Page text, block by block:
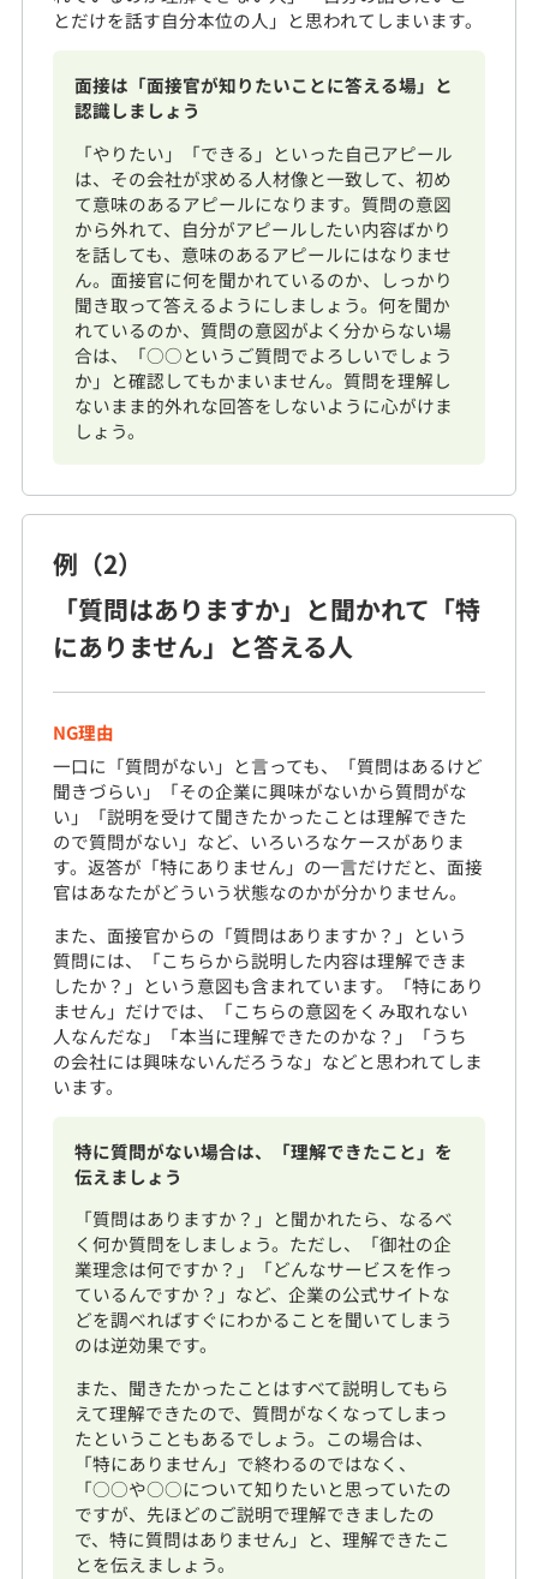
とだけを話す自分本位の人」と思われてしまいます。
面接は「面接官が知りたいことに答える場」と
認識しましょう
「やりたい」「できる」といった自己アピール
は、その会社が求める人材像と一致して、初め
て意味のあるアピールになります。質問の意図
から外れて、自分がアピールしたい内容ばかり
を話しても、意味のあるアピールにはなりませ
ん。面接官に何を聞かれているのか、しっかり
聞き取って答えるようにしましょう。何を聞か
れているのか、質問の意図がよく分からない場
合は、「○○というご質問でよろしいでしょう
か」と確認してもかまいません。質問を理解し
ないまま的外れな回答をしないように心がけま
しょう。
例（2）
「質問はありますか」と聞かれて「特
にありません」と答える人
NG理由
一口に「質問がない」と言っても、「質問はあるけど
聞きづらい」「その企業に興味がないから質問がな
い」「説明を受けて聞きたかったことは理解できた
ので質問がない」など、いろいろなケースがありま
す。返答が「特にありません」の一言だけだと、面接
官はあなたがどういう状態なのかが分かりません。
また、面接官からの「質問はありますか？」という
質問には、「こちらから説明した内容は理解できま
したか？」という意図も含まれています。「特にあり
ません」だけでは、「こちらの意図をくみ取れない
人なんだな」「本当に理解できたのかな？」「うち
の会社には興味ないんだろうな」などと思われてしま
います。
特に質問がない場合は、「理解できたこと」を
伝えましょう
「質問はありますか？」と聞かれたら、なるべ
く何か質問をしましょう。ただし、「御社の企
業理念は何ですか？」「どんなサービスを作っ
ているんですか？」など、企業の公式サイトな
どを調べればすぐにわかることを聞いてしまう
のは逆効果です。
また、聞きたかったことはすべて説明してもら
えて理解できたので、質問がなくなってしまっ
たということもあるでしょう。この場合は、
「特にありません」で終わるのではなく、
「○○や○○について知りたいと思っていたの
ですが、先ほどのご説明で理解できましたの
で、特に質問はありません」と、理解できたこ
とを伝えましょう。